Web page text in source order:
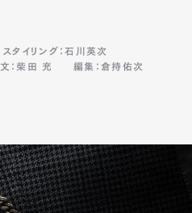
スタイリング：石川英次
文：柴田 充 編集：倉持佑次